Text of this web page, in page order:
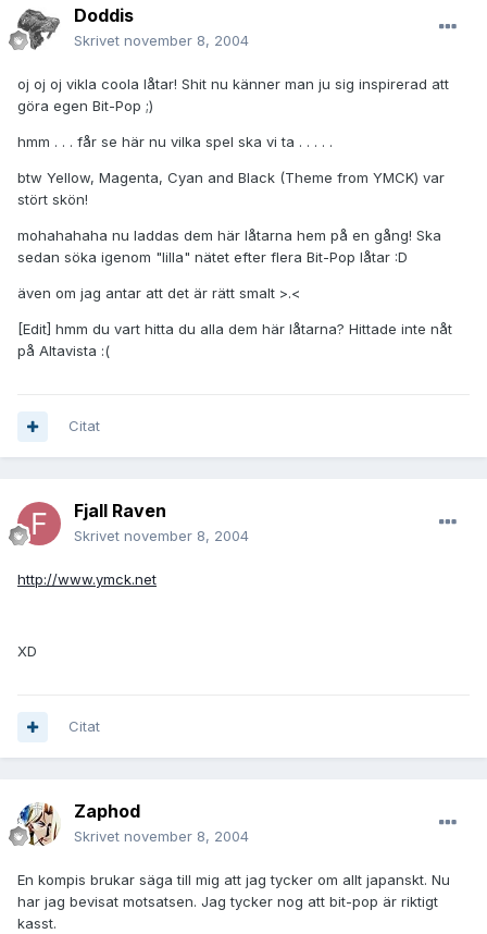
Doddis
Skrivet november 8, 2004
oj oj oj vikla coola låtar! Shit nu känner man ju sig inspirerad att
göra egen Bit-Pop ;)
hmm . . . får se här nu vilka spel ska vi ta . . . . .
btw Yellow, Magenta, Cyan and Black (Theme from YMCK) var
stört skön!
mohahahaha nu laddas dem här låtarna hem på en gång! Ska
sedan söka igenom "lilla" nätet efter flera Bit-Pop låtar :D
även om jag antar att det är rätt smalt >.<
[Edit] hmm du vart hitta du alla dem här låtarna? Hittade inte nåt
på Altavista :(
Citat
Fjall Raven
Skrivet november 8, 2004
http://www.ymck.net
XD
Citat
Zaphod
Skrivet november 8, 2004
En kompis brukar säga till mig att jag tycker om allt japanskt. Nu
har jag bevisat motsatsen. Jag tycker nog att bit-pop är riktigt
kasst.